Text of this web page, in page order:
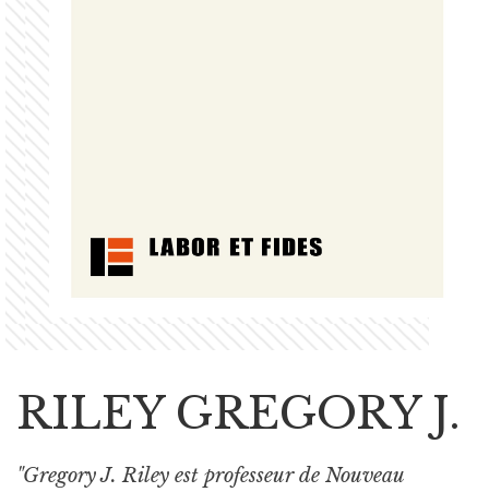
RILEY GREGORY J.
"Gregory J. Riley est professeur de Nouveau